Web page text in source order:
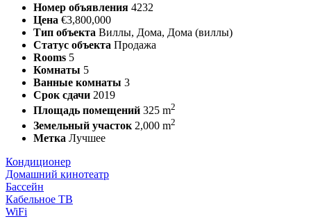
Номер объявления 4232
Цена €3,800,000
Тип объекта Виллы, Дома, Дома (виллы)
Статус объекта Продажа
Rooms 5
Комнаты 5
Ванные комнаты 3
Срок сдачи 2019
Площадь помещений 325 m2
Земельный участок 2,000 m2
Метка Лучшее
Кондиционер
Домашний кинотеатр
Бассейн
Кабельное ТВ
WiFi